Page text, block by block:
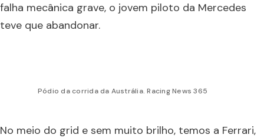
falha mecânica grave, o jovem piloto da Mercedes
teve que abandonar.
Pódio da corrida da Austrália. Racing News 365
No meio do grid e sem muito brilho, temos a Ferrari,